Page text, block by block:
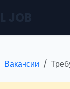
Вакансии